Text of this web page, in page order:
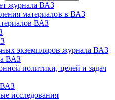
журнала ВАЗ
материалов в ВАЗ
ВАЗ
экземпляров журнала ВАЗ
ВАЗ
политики, целей и задач
ВАЗ
исследования